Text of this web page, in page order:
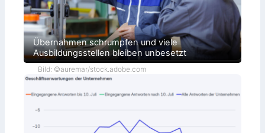
Übernahmen schrumpfen und viele
Ausbildungsstellen bleiben unbesetzt
Bild: ©auremar/stock.adobe.com